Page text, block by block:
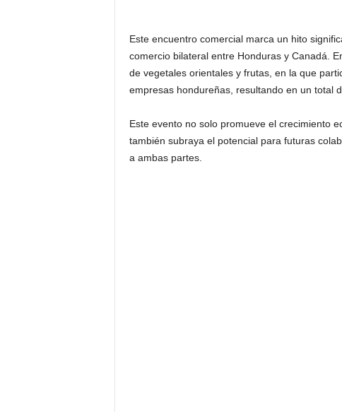
Este encuentro comercial marca un hito
comercio bilateral entre Honduras y Canadá.
de vegetales orientales y frutas, en la que
empresas hondureñas, resultando en un total
Este evento no solo promueve el crecimiento
también subraya el potencial para futuras
a ambas partes.